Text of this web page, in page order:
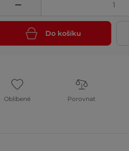
Do košíku
Oblíbené Porovnat